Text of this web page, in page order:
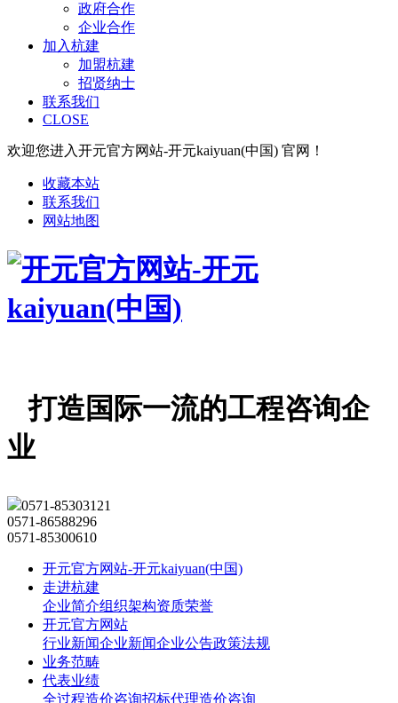
政府合作
企业合作
加入杭建
加盟杭建
招贤纳士
联系我们
CLOSE
欢迎您进入开元官方网站-开元kaiyuan(中国) 官网！
收藏本站
联系我们
网站地图
打造国际一流的工程咨询企
业
0571-85303121
0571-86588296
0571-85300610
开元官方网站-开元kaiyuan(中国)
走进杭建
企业简介组织架构资质荣誉
开元官方网站
行业新闻企业新闻企业公告政策法规
业务范畴
代表业绩
全过程造价咨询招标代理造价咨询